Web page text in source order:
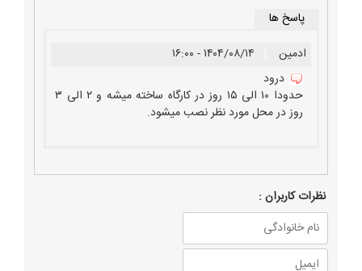
پاسخ ها
ادمین
۱۴۰۴/۰۸/۱۴ - ۱۶:۰۰
درود
حدودا ۱۰ الی ۱۵ روز در کارگاه ساخته میشه و ۲ الی ۳
روز در محل مورد نظر نصب میشود.
نظرات كاربران :